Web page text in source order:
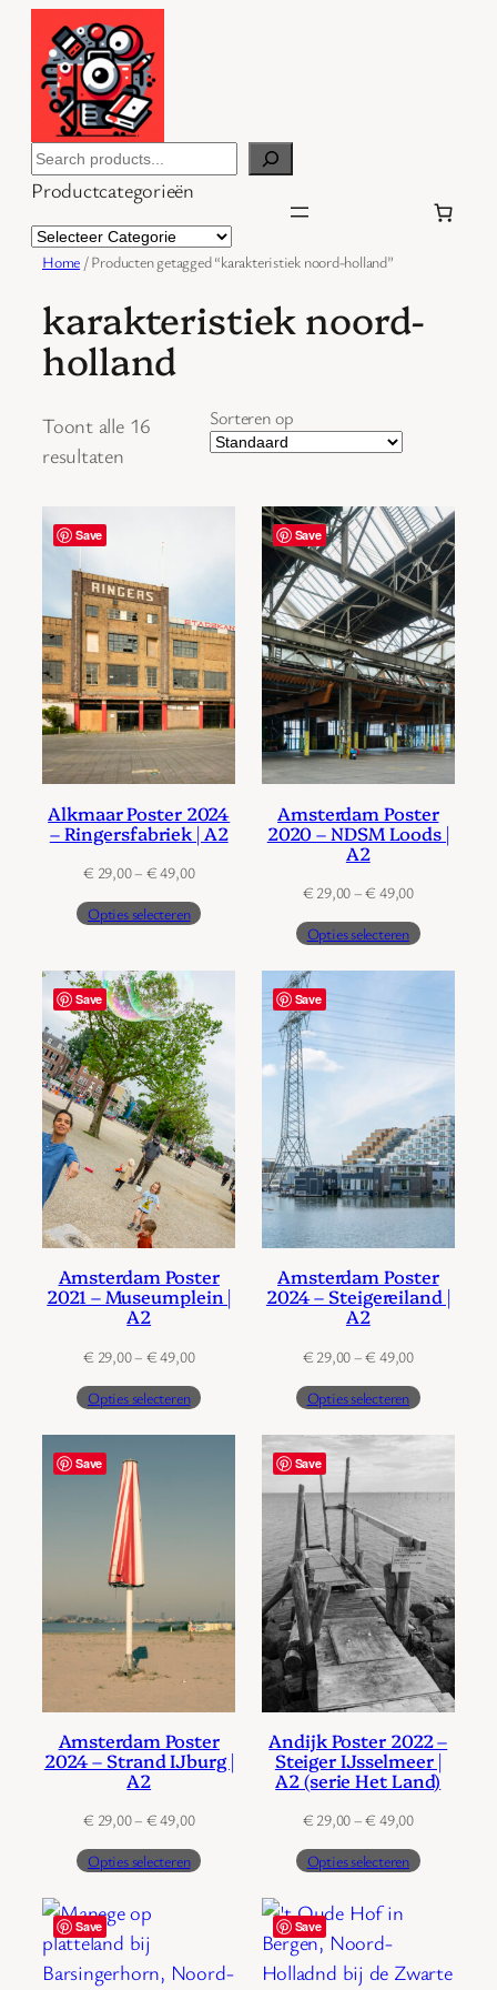
inhoud
Search
Productcategorieën
Home / Producten getagged “karakteristiek noord-holland”
karakteristiek noord-
holland
Toont alle 16
resultaten
Sorteren op
Save
Alkmaar Poster 2024
– Ringersfabriek | A2
€ 29,00– €49,00Prijsklasse:
tot
Opties selecteren
Save
Amsterdam Poster
2020 – NDSM Loods |
A2
€ 29,00–€ 49,00Prijsklasse:
tot
Opties selecteren
Save
Amsterdam Poster
2021 – Museumplein |
A2
€ 29,00– €49,00Prijsklasse:
tot
Opties selecteren
Save
Amsterdam Poster
2024 – Steigereiland |
A2
€ 29,00–€ 49,00Prijsklasse:
tot
Opties selecteren
Save
Amsterdam Poster
2024 – Strand IJburg |
A2
€ 29,00– €49,00Prijsklasse:
tot
Opties selecteren
Save
Andijk Poster 2022 –
Steiger IJsselmeer |
A2 (serie Het Land)
€ 29,00–€ 49,00Prijsklasse:
tot
Opties selecteren
Save Save